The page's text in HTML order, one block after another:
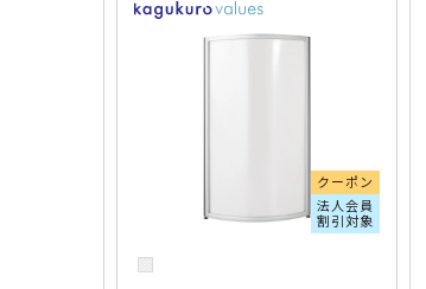
クーポン
法人会員
割引対象